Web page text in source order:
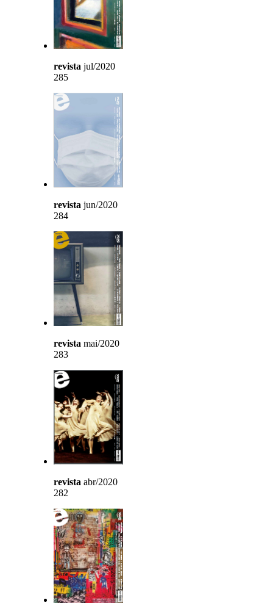
revista jul/2020
285
revista jun/2020
284
revista mai/2020
283
revista abr/2020
282